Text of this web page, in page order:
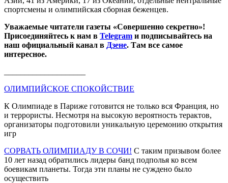
спортсмены и олимпийская сборная беженцев.
Уважаемые читатели газеты «Совершенно секретно»!
Присоединяйтесь к нам в Telegram и подписывайтесь на
наш официальный канал в Дзене. Там все самое
интересное.
ОЛИМПИЙСКОЕ СПОКОЙСТВИЕ
К Олимпиаде в Париже готовится не только вся Франция, но
и террористы. Несмотря на высокую вероятность терактов,
организаторы подготовили уникальную церемонию открытия
игр
СОРВАТЬ ОЛИМПИАДУ В СОЧИ! С таким призывом более
10 лет назад обратились лидеры банд подполья ко всем
боевикам планеты. Тогда эти планы не суждено было
осуществить